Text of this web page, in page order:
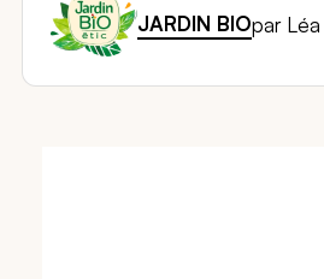
JARDIN BIOpar